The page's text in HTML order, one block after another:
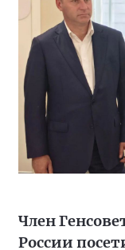
Член
России